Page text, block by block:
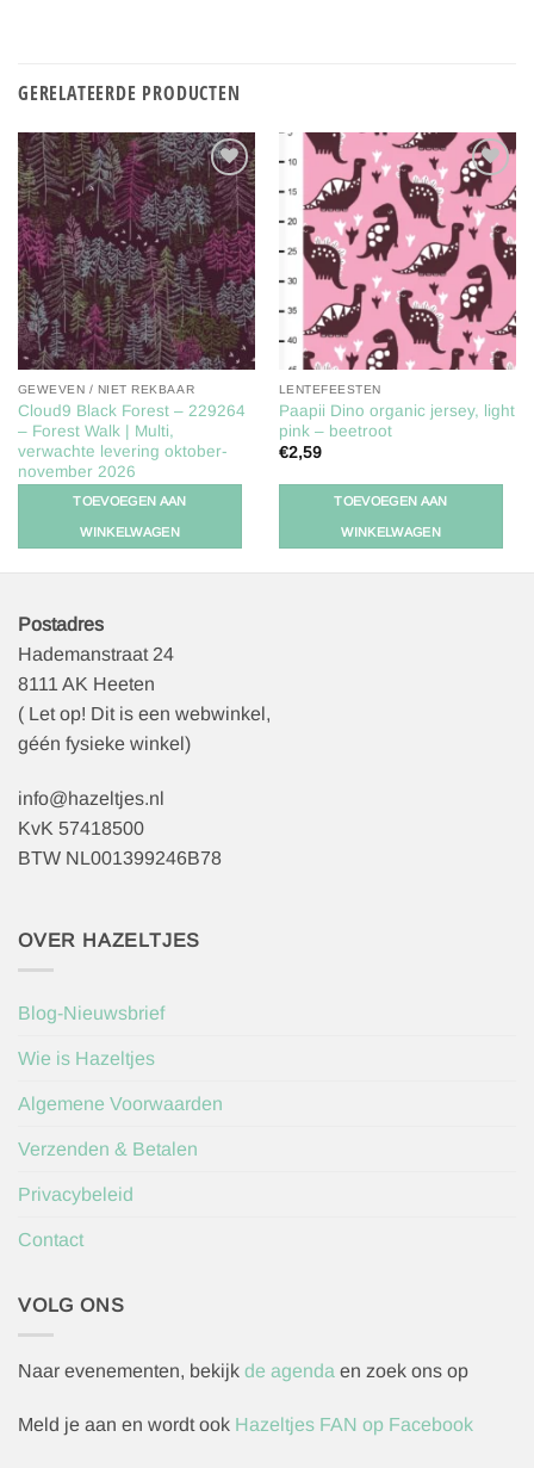
GERELATEERDE PRODUCTEN
Toevoegen
aan
verlanglijst
GEWEVEN / NIET REKBAAR
Cloud9 Black Forest – 229264
– Forest Walk | Multi,
verwachte levering oktober-
november 2026
TOEVOEGEN AAN
WINKELWAGEN
Toevoegen
aan
verlanglijst
LENTEFEESTEN
Paapii Dino organic jersey, light
pink – beetroot
€2,59
TOEVOEGEN AAN
WINKELWAGEN
Postadres
Hademanstraat 24
8111 AK Heeten
( Let op! Dit is een webwinkel,
géén fysieke winkel)
info@hazeltjes.nl
KvK 57418500
BTW NL001399246B78
OVER HAZELTJES
Blog-Nieuwsbrief
Wie is Hazeltjes
Algemene Voorwaarden
Verzenden & Betalen
Privacybeleid
Contact
VOLG ONS
Naar evenementen, bekijk de agenda en zoek ons op
Meld je aan en wordt ook Hazeltjes FAN op Facebook